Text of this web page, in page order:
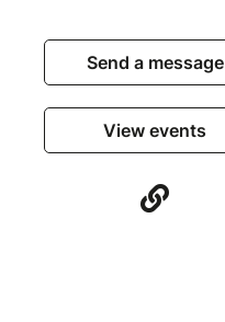
Send a message
View events